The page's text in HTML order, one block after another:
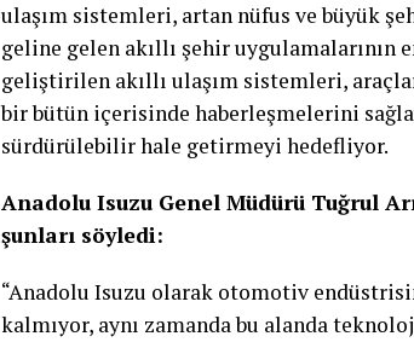
ulaşım sistemleri, artan nüfus ve büyük
geline gelen akıllı şehir
geliştirilen akıllı ulaşım sistemleri,
bir bütün içerisinde haberleşmelerini
sürdürülebilir hale getirmeyi hedefliyor.
Anadolu Isuzu Genel Müdürü Tuğrul
şunları söyledi:
“Anadolu Isuzu olarak otomotiv
kalmıyor, aynı zamanda bu alanda